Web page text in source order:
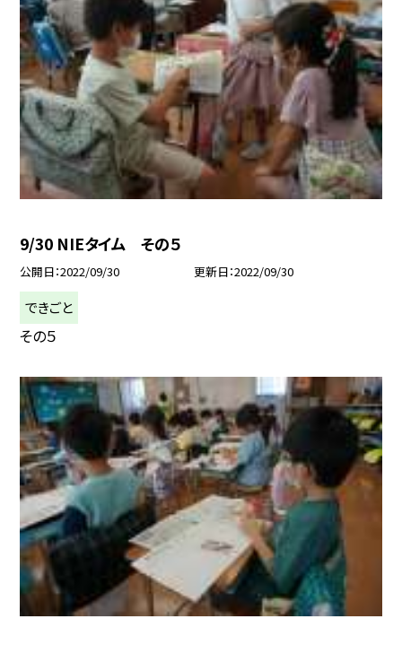
9/30 NIEタイム その５
公開日 2022/09/30 更新日 2022/09/30
できごと
その５